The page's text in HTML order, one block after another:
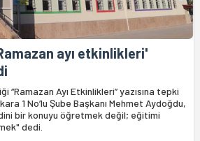
ayı etkinlikleri'
“Ramazan Ayı Etkinlikleri” yazısına tepki
1 No’lu Şube Başkanı Mehmet Aydoğdu,
bir konuyu öğretmek değil; eğitimi
dedi.